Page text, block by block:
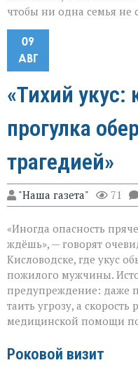
чтобы ни одна семья не
09
АВГ
«Тихий укус:
прогулка
трагедией»
"Наша газета" 71
«Иногда опасность
ждёшь», — говорят
Кисловодске, где укус
пожилого мужчины.
предупреждение: даже
таить угрозу, а
медицинской помощи
Роковой визит